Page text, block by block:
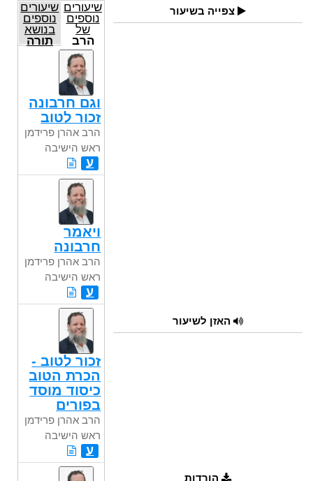
צפייה בשיעור
האזן לשיעור
הורדות
שיעורים
נוספים
של
הרב
אהרן
פרידמן
ראש
הישיבה
שיעורים
נוספים
בנושא
תורה
וגם חרבונה
זכור לטוב
הרב אהרן פרידמן
ראש הישיבה
ע
ויאמר
חרבונה
הרב אהרן פרידמן
ראש הישיבה
ע
זכור לטוב -
הכרת הטוב
כיסוד מוסד
בפורים
הרב אהרן פרידמן
ראש הישיבה
ע